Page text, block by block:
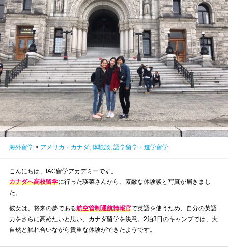
海外留学> アメリカ・カナダ, 体験談, 語学留学・進学留学
こんにちは、IAC留学アカデミーです。
カナダへ高校留学に行った瑛菜さんから、素敵な体験談と写真が届きまし
た。
彼女は、将来の夢である航空管制運航情報官で英語を使うため、自分の英語
力をさらに高めたいと思い、カナダ留学を決意。2泊3日のキャンプでは、大
自然と触れ合いながら貴重な体験ができたようです。